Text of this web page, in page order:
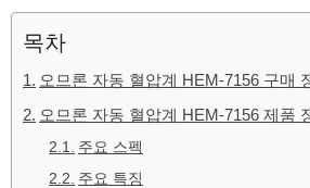
목차
오므론 자동 혈압계 HEM-7156 구매
오므론 자동 혈압계 HEM-7156 제품
주요 스펙
주요 특징